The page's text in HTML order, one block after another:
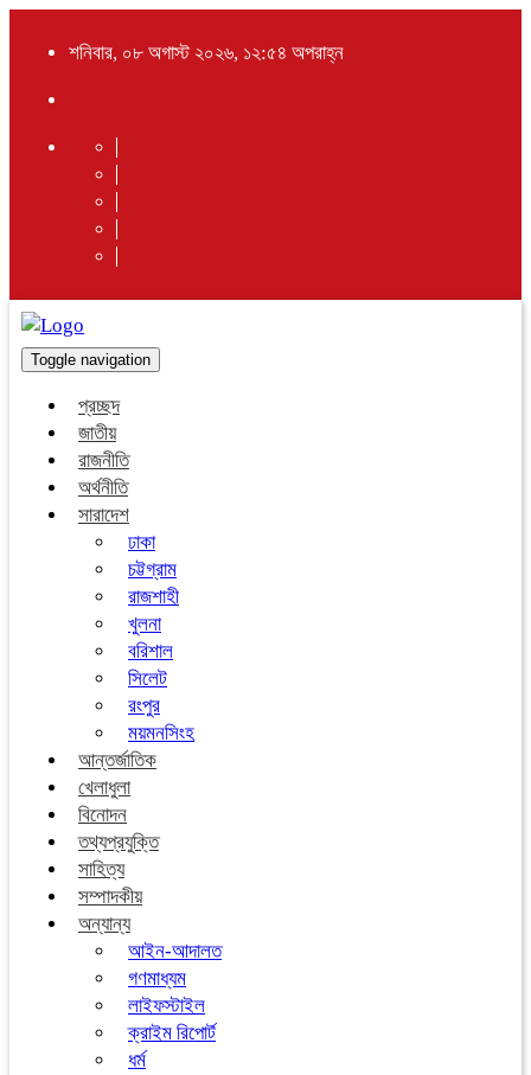
শনিবার, ০৮ অগাস্ট ২০২৬, ১২:৫৪ অপরাহ্ন
Toggle navigation
প্রচ্ছদ
জাতীয়
রাজনীতি
অর্থনীতি
সারাদেশ
ঢাকা
চট্টগ্রাম
রাজশাহী
খুলনা
বরিশাল
সিলেট
রংপুর
ময়মনসিংহ
আন্তর্জাতিক
খেলাধুলা
বিনোদন
তথ্যপ্রযুক্তি
সাহিত্য
সম্পাদকীয়
অন্যান্য
আইন-আদালত
গণমাধ্যম
লাইফস্টাইল
ক্রাইম রিপোর্ট
ধর্ম